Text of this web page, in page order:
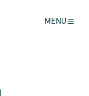
MENU